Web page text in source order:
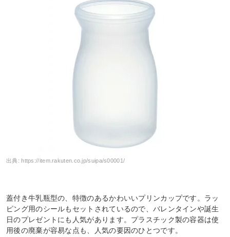
出典: https://item.rakuten.co.jp/suipa/s00001/
蓋付き牛乳瓶型の、特徴のあるかわいいプリンカップです。ラッ
ピング用のシールもセットされているので、バレンタインや誕生
日のプレゼントにも人気があります。プラスチック製の容器は使
用後の廃棄が容易な点も、人気の要因のひとつです。